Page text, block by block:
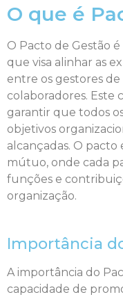
O que é
O Pacto de Gestão
que visa alinhar as
entre os gestores
colaboradores. Este
garantir que todos
objetivos
alcançadas. O
mútuo, onde cada
funções e
organização.
Importância
A importância do
capacidade de